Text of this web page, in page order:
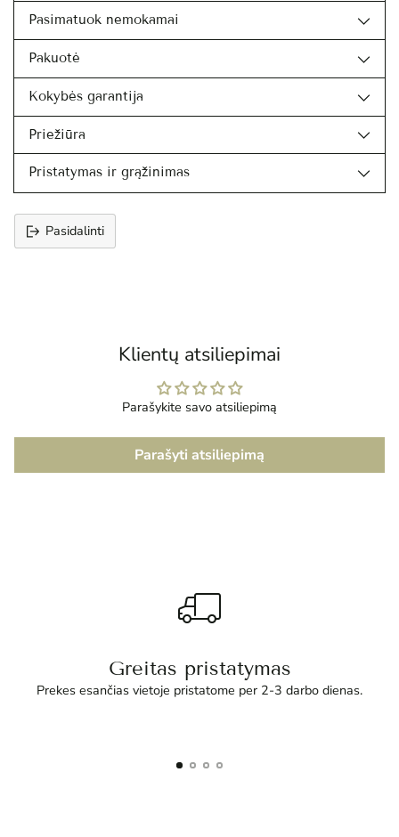
Pasimatuok nemokamai
Pakuotė
Kokybės garantija
Priežiūra
Pristatymas ir grąžinimas
Pasidalinti
Klientų atsiliepimai
Parašykite savo atsiliepimą
Parašyti atsiliepimą
Greitas pristatymas
Prekes esančias vietoje pristatome per 2-3 darbo dienas.